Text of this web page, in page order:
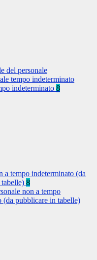
del personale
tempo indeterminato
indeterminato 8
a tempo indeterminato (da
8
non a tempo
(da pubblicare in tabelle)